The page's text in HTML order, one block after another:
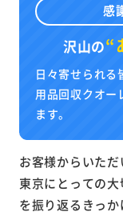
感
沢山の“
日々寄せられる
用品回収クオー
ます。
お客様からいた
東京にとっての
を振り返るきっ